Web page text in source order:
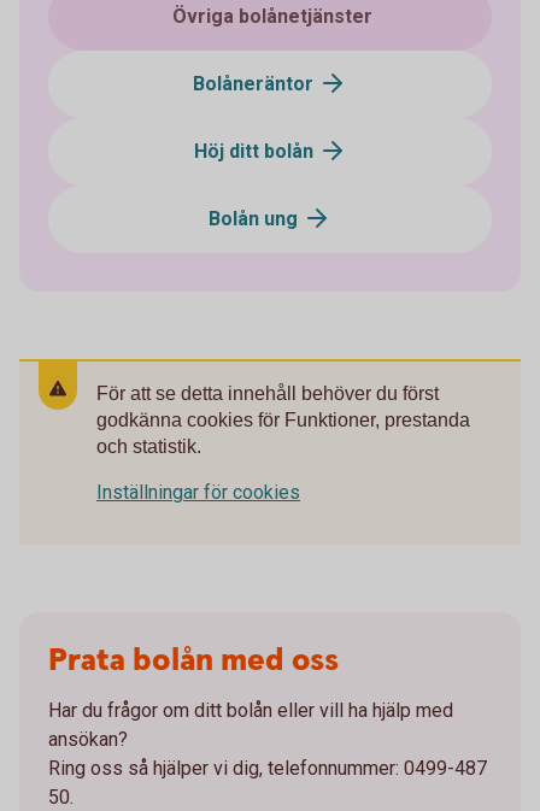
Övriga bolånetjänster
Bolåneräntor
Höj ditt bolån
Bolån ung
För att se detta innehåll behöver du först
godkänna cookies för Funktioner, prestanda
och statistik.
Inställningar för cookies
Prata bolån med oss
Har du frågor om ditt bolån eller vill ha hjälp med
ansökan?
Ring oss så hjälper vi dig, telefonnummer: 0499-487
50.